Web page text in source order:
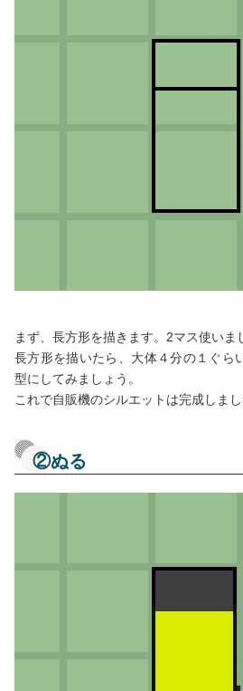
まず、長方形を描きます。2マス使いま
長方形を描いたら、大体４分の１ぐら
型にしてみましょう。
これで自販機のシルエットは完成しまし
②ぬる